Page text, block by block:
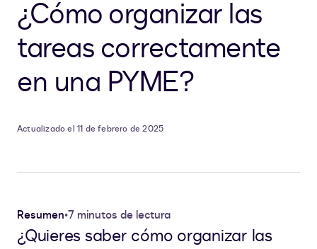
¿Cómo organizar las
tareas correctamente
en una PYME?
Actualizado el 11 de febrero de 2025
Resumen•7 minutos de lectura
¿Quieres saber cómo organizar las